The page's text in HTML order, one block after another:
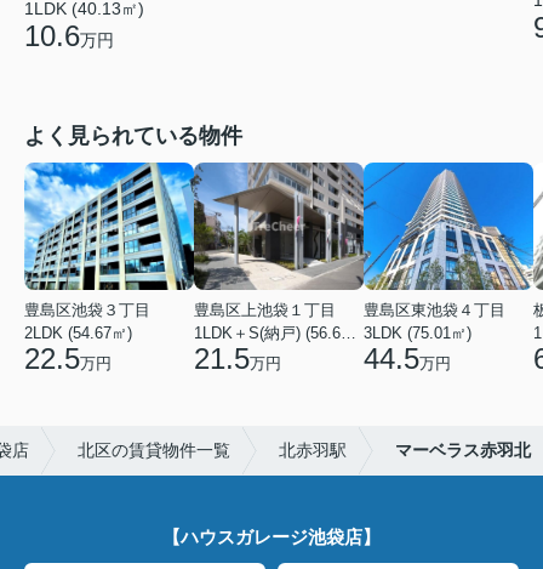
1LDK (40.13㎡)
10.6万円
よく見られている物件
豊島区池袋３丁目
2LDK (54.67㎡)
22.5万円
豊島区上池袋１丁目
1LDK＋S(納戸) (56.61㎡)
21.5万円
豊島区東池袋４丁目
3LDK (75.01㎡)
44.5万円
店 北区の賃貸物件一覧 北赤羽駅 マーベラス赤羽北
【ハウスガレージ池袋店】